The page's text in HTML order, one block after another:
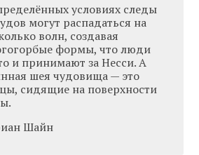
условиях следы
могут распадаться на
волн, создавая
формы, что люди
и принимают за Несси. А
шея чудовища — это
сидящие на поверхности
Шайн